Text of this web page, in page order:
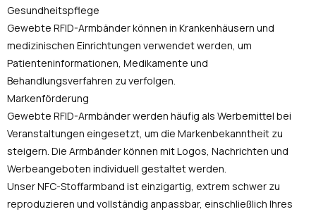
Gesundheitspflege
Gewebte RFID-Armbänder können in Krankenhäusern und
medizinischen Einrichtungen verwendet werden, um
Patienteninformationen, Medikamente und
Behandlungsverfahren zu verfolgen.
Markenförderung
Gewebte RFID-Armbänder werden häufig als Werbemittel bei
Veranstaltungen eingesetzt, um die Markenbekanntheit zu
steigern. Die Armbänder können mit Logos, Nachrichten und
Werbeangeboten individuell gestaltet werden.
Unser NFC-Stoffarmband ist einzigartig, extrem schwer zu
reproduzieren und vollständig anpassbar, einschließlich Ihres